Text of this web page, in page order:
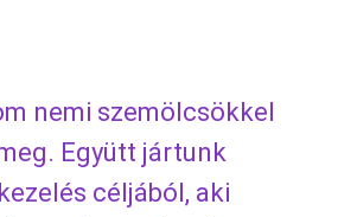
nemi szemölcsökkel
Együtt jártunk
céljából, aki